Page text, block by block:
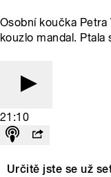
Osobní koučka
kouzlo mandal. Ptala
21:10
Určitě jste se už